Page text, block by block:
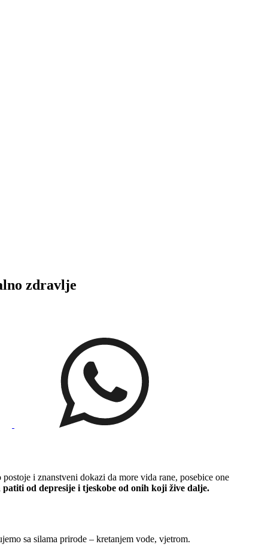
zdravlje
i znanstveni dokazi da more vida rane, posebice one
od depresije i tjeskobe od onih koji žive dalje.
sa silama prirode – kretanjem vode, vjetrom.